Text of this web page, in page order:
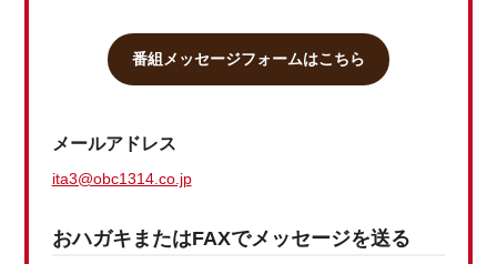
番組メッセージフォームはこちら
メールアドレス
ita3@obc1314.co.jp
おハガキまたはFAXでメッセージを送る